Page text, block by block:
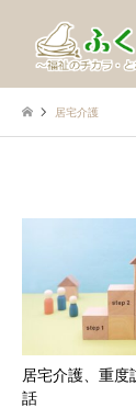
居宅介護
居宅介護、重度
話